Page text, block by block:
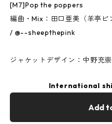
[M7]Pop the poppers
編曲・Mix：田口亜美（羊亭ピ
/ @--sheepthepink
ジャケットデザイン：中野充崇
International
Add